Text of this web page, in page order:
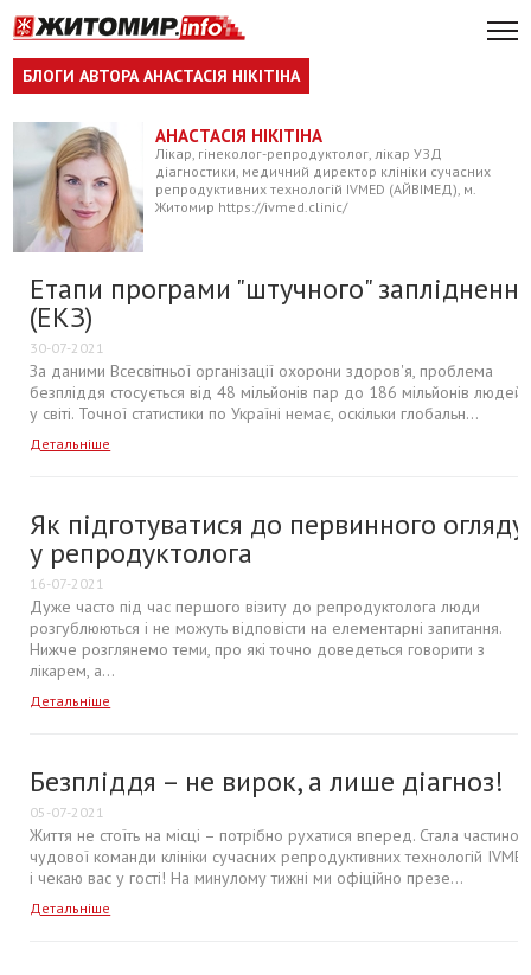
БЛОГИ АВТОРА АНАСТАСІЯ НІКІТІНА
АНАСТАСІЯ НІКІТІНА
Лікар, гінеколог-репродуктолог, лікар УЗД
діагностики, медичний директор клініки сучасних
репродуктивних технологій IVMED (АЙВІМЕД), м.
Житомир https://ivmed.clinic/
Етапи програми "штучного"
(ЕКЗ)
30-07-2021
За даними Всесвітньої організації охорони здоров'я, проблема
безпліддя стосується від 48 мільйонів пар до 186 мільйонів людей
у світі. Точної статистики по Україні немає, оскільки глобальн...
Детальніше
Як підготуватися до первинного огляду
у репродуктолога
16-07-2021
Дуже часто під час першого візиту до репродуктолога люди
розгублюються і не можуть відповісти на елементарні запитання.
Нижче розглянемо теми, про які точно доведеться говорити з
лікарем, а...
Детальніше
Безпліддя – не вирок, а лише діагноз!
05-07-2021
Життя не стоїть на місці – потрібно рухатися вперед. Стала частиною
чудової команди клініки сучасних репродуктивних технологій
і чекаю вас у гості! На минулому тижні ми офіційно презе...
Детальніше